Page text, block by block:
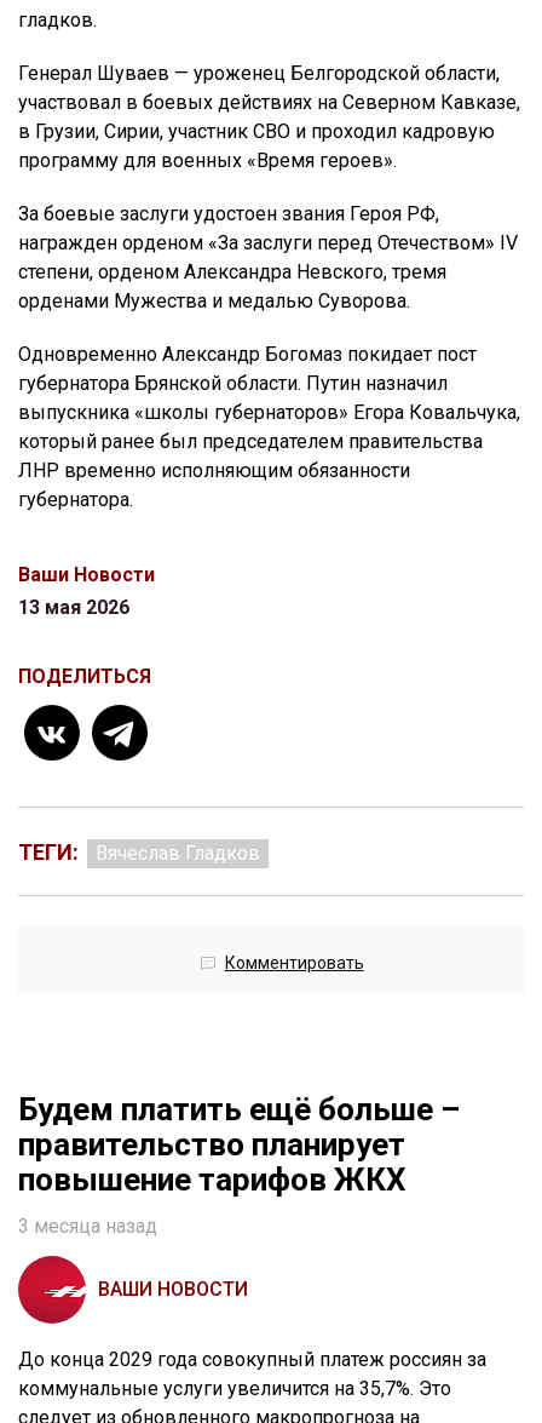
гладков.
Генерал Шуваев — уроженец Белгородской области,
участвовал в боевых действиях на Северном Кавказе,
в Грузии, Сирии, участник СВО и проходил кадровую
программу для военных «Время героев».
За боевые заслуги удостоен звания Героя РФ,
награжден орденом «За заслуги перед Отечеством» IV
степени, орденом Александра Невского, тремя
орденами Мужества и медалью Суворова.
Одновременно Александр Богомаз покидает пост
губернатора Брянской области. Путин назначил
выпускника «школы губернаторов» Егора Ковальчука,
который ранее был председателем правительства
ЛНР временно исполняющим обязанности
губернатора.
Ваши Новости
13 мая 2026
ПОДЕЛИТЬСЯ
ТЕГИ: Вячеслав Гладков
Комментировать
Будем платить ещё больше –
правительство планирует
повышение тарифов ЖКХ
3 месяца назад
ВАШИ НОВОСТИ
До конца 2029 года совокупный платеж россиян за
коммунальные услуги увеличится на 35,7%. Это
следует из обновленного макропрогноза на